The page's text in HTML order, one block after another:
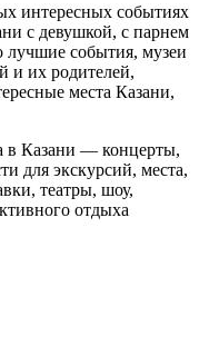
интересных событиях
с девушкой, с парнем
лучшие события, музеи
и их родителей,
места Казани,
в Казани — концерты,
для экскурсий, места,
театры, шоу,
отдыха